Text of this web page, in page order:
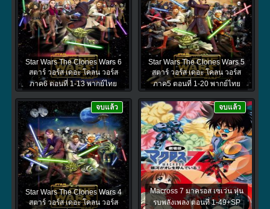
Star Wars The Clones Wars 6
สตาร์ วอร์ส เดอะ โคลน วอร์ส
ภาค6 ตอนที่ 1-13 พากย์ไทย
Star Wars The Clones Wars 5
สตาร์ วอร์ส เดอะ โคลน วอร์ส
ภาค5 ตอนที่ 1-20 พากย์ไทย
Star Wars The Clones Wars 4
สตาร์ วอร์ส เดอะ โคลน วอร์ส
จบแล้ว
Macross 7 มาครอส เซเว่น หุ่น
รบพลังเพลง ตอนที่ 1-49+SP
จบแล้ว